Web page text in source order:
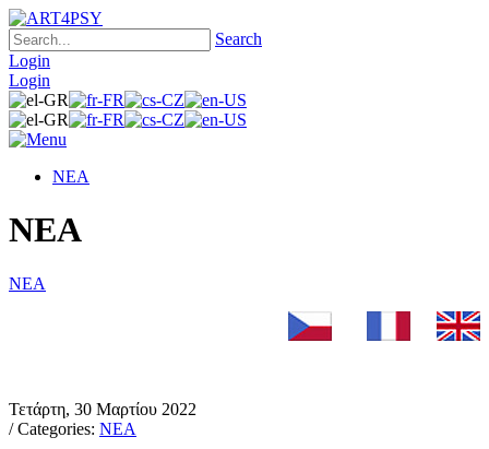
Search
Login
Login
ΝΕΑ
ΝΕΑ
ΝΕΑ
Τετάρτη, 30 Μαρτίου 2022
/ Categories: ΝΕΑ